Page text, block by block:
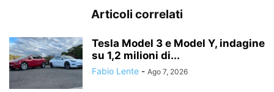
Articoli correlati
Tesla Model 3 e Model Y, indagine
su 1,2 milioni di...
Fabio Lente - Ago 7, 2026